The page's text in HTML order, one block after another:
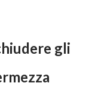
gli